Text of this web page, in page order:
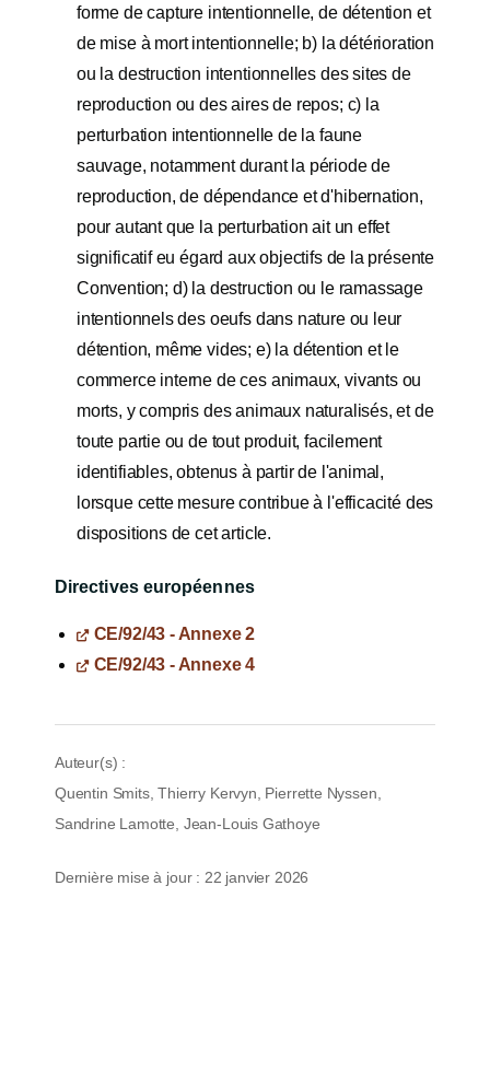
forme de capture intentionnelle, de détention et
de mise à mort intentionnelle; b) la détérioration
ou la destruction intentionnelles des sites de
reproduction ou des aires de repos; c) la
perturbation intentionnelle de la faune
sauvage, notamment durant la période de
reproduction, de dépendance et d'hibernation,
pour autant que la perturbation ait un effet
significatif eu égard aux objectifs de la présente
Convention; d) la destruction ou le ramassage
intentionnels des oeufs dans nature ou leur
détention, même vides; e) la détention et le
commerce interne de ces animaux, vivants ou
morts, y compris des animaux naturalisés, et de
toute partie ou de tout produit, facilement
identifiables, obtenus à partir de l'animal,
lorsque cette mesure contribue à l'efficacité des
dispositions de cet article.
Directives européennes
CE/92/43 - Annexe 2
CE/92/43 - Annexe 4
Auteur(s) :
Quentin Smits, Thierry Kervyn, Pierrette Nyssen,
Sandrine Lamotte, Jean-Louis Gathoye
Dernière mise à jour : 22 janvier 2026